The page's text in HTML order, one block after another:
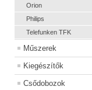
Orion
Philips
Telefunken TFK
Műszerek
Kiegészítők
Csődobozok